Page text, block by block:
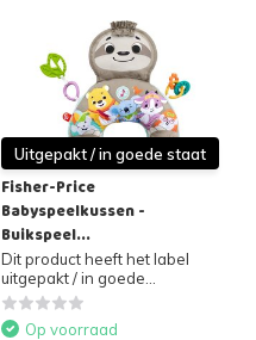
Uitgepakt / in goede staat
Fisher-Price
Babyspeelkussen -
Buikspeel...
Dit product heeft het label
uitgepakt / in goede...
Op voorraad